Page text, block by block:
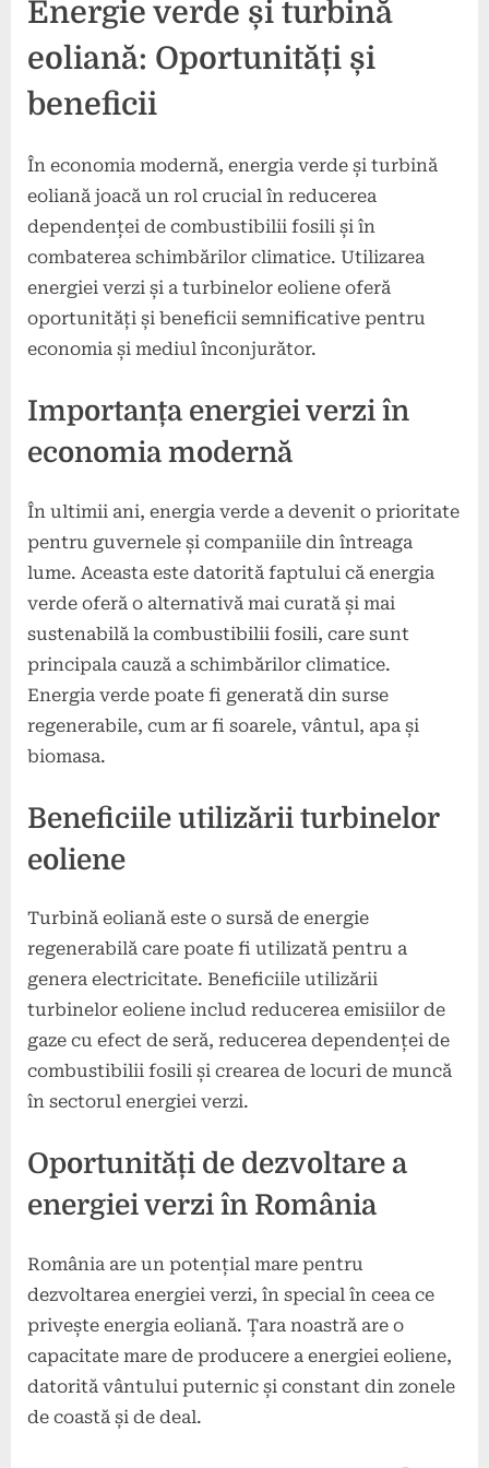
Energie verde și turbină
eoliană: Oportunități și
beneficii
În economia modernă, energia verde și turbină
eoliană joacă un rol crucial în reducerea
dependenței de combustibilii fosili și în
combaterea schimbărilor climatice. Utilizarea
energiei verzi și a turbinelor eoliene oferă
oportunități și beneficii semnificative pentru
economia și mediul înconjurător.
Importanța energiei verzi în
economia modernă
În ultimii ani, energia verde a devenit o prioritate
pentru guvernele și companiile din întreaga
lume. Aceasta este datorită faptului că energia
verde oferă o alternativă mai curată și mai
sustenabilă la combustibilii fosili, care sunt
principala cauză a schimbărilor climatice.
Energia verde poate fi generată din surse
regenerabile, cum ar fi soarele, vântul, apa și
biomasa.
Beneficiile utilizării turbinelor
eoliene
Turbină eoliană este o sursă de energie
regenerabilă care poate fi utilizată pentru a
genera electricitate. Beneficiile utilizării
turbinelor eoliene includ reducerea emisiilor de
gaze cu efect de seră, reducerea dependenței de
combustibilii fosili și crearea de locuri de muncă
în sectorul energiei verzi.
Oportunități de dezvoltare a
energiei verzi în România
România are un potențial mare pentru
dezvoltarea energiei verzi, în special în ceea ce
privește energia eoliană. Țara noastră are o
capacitate mare de producere a energiei eoliene,
datorită vântului puternic și constant din zonele
de coastă și de deal.